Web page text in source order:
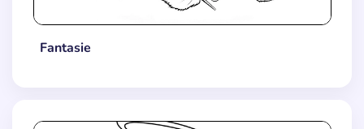
Fantasie